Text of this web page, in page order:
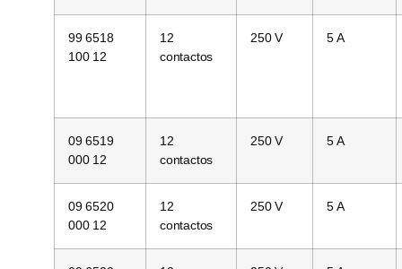
99 6518
100 12
12
contactos
250 V 5 A
09 6519
000 12
12
contactos
250 V 5 A
09 6520
000 12
12
contactos
250 V 5 A